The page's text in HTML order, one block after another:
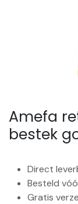
Amefa
bestek
Direct
Besteld
Gratis